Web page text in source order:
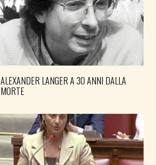
ALEXANDER LANGER A 30 ANNI DALLA
MORTE